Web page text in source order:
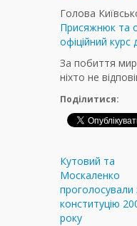
Голова
Присяжнюк та
офіційний курс
За побиття
ніхто не
Поділитися:
Кутовий та
Москаленко
проголосували
конституцію
року